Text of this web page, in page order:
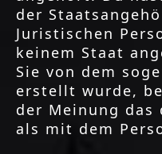
der
Juristischen
keinem Staat
Sie von dem
erstellt wurde,
der Meinung das
als mit dem